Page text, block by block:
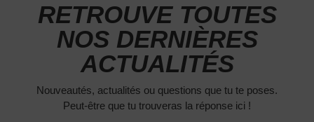
RETROUVE TOUTES
NOS DERNIÈRES
ACTUALITÉS
Nouveautés, actualités ou questions que tu te poses.
Peut-être que tu trouveras la réponse ici !